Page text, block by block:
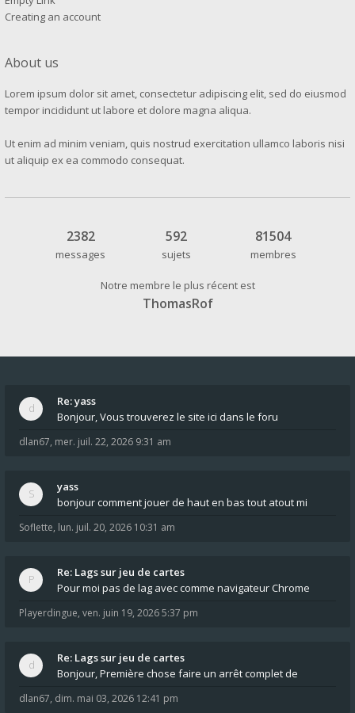
Creating an account
About us
Lorem ipsum dolor sit amet, consectetur adipiscing elit, sed do eiusmod
tempor incididunt ut labore et dolore magna aliqua.
Ut enim ad minim veniam, quis nostrud exercitation ullamco laboris nisi
ut aliquip ex ea commodo consequat.
2382
messages
592
sujets
81504
membres
Notre membre le plus récent est
ThomasRof
Re: yass
Bonjour, Vous trouverez le site ici dans le foru
dlan67, mer. juil. 22, 2026 9:31 am
yass
bonjour comment jouer de haut en bas tout atout mi
Soflette, lun. juil. 20, 2026 10:31 am
Re: Lags sur jeu de cartes
Pour moi pas de lag avec comme navigateur Chrome
Playerdingue, ven. juin 19, 2026 5:37 pm
Re: Lags sur jeu de cartes
Bonjour, Première chose faire un arrêt complet de
dlan67, dim. mai 03, 2026 12:41 pm